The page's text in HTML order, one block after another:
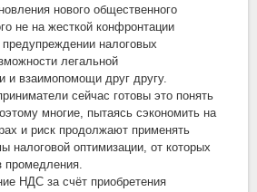
нового общественного
не на жесткой конфронтации
налоговых
легальной
и взаимопомощи друг другу.
сейчас готовы это понять
многие, пытаясь сэкономить на
и риск продолжают применять
налоговой оптимизации, от которых
промедления.
НДС за счёт приобретения